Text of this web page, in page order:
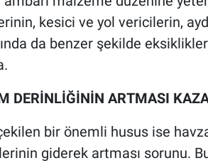
kesici ve yol vericilerin,
da benzer şekilde
DERİNLİĞİNİN ARTMASI
bir önemli husus ise
giderek artması sorunu.